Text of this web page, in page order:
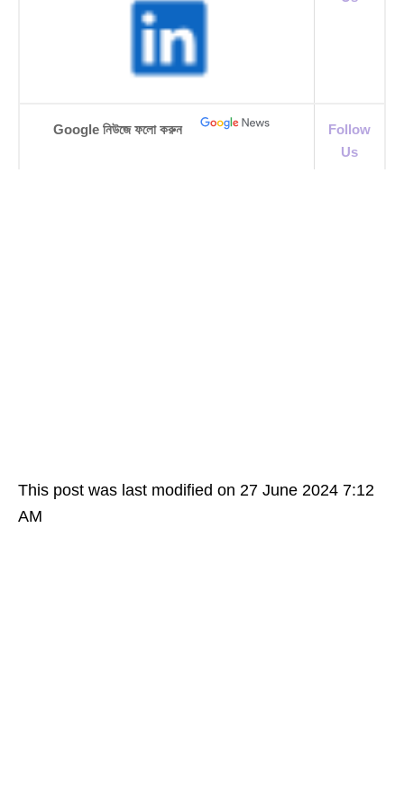
Google নিউজে ফলো করুন
Follow
Us
This post was last modified on 27 June 2024 7:12
AM